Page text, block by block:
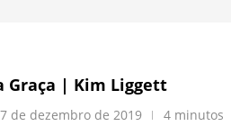
Graça | Kim Liggett
7 de dezembro de 2019
4 minutos